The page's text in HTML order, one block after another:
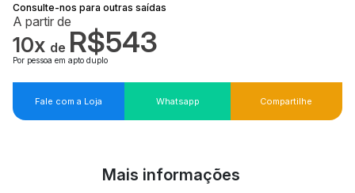
Consulte-nos para outras saídas
A partir de
10x de R$543
Por pessoa em apto duplo
Fale com a Loja Whatsapp Compartilhe
Mais informações